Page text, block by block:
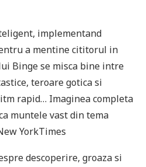
implementand
a mentine cititorul in
Binge se misca bine intre
teroare gotica si
rapid… Imaginea completa
muntele vast din tema
YorkTimes
descoperire, groaza si